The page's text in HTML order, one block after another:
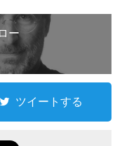
ー
ツイートする